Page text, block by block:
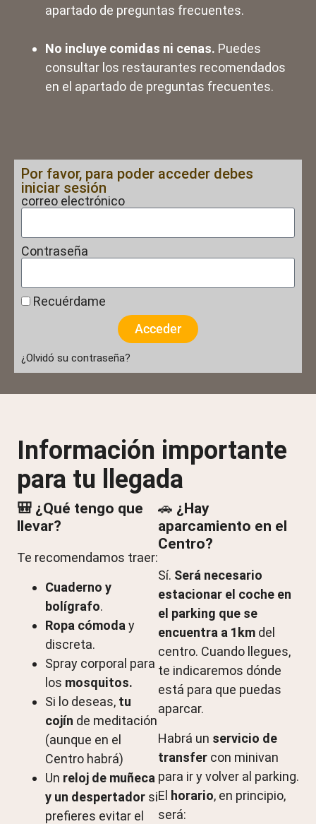
apartado de preguntas frecuentes.
No incluye comidas ni cenas. Puedes
consultar los restaurantes recomendados
en el apartado de preguntas frecuentes.
Por favor, para poder acceder debes
iniciar sesión
correo electrónico
Contraseña
Recuérdame
Acceder
¿Olvidó su contraseña?
Información importante
para tu llegada
🎒 ¿Qué tengo que
llevar?
Te recomendamos traer:
Cuaderno y
bolígrafo.
Ropa cómoda y
discreta.
Spray corporal para
los mosquitos.
Si lo deseas, tu
cojín de meditación
(aunque en el
Centro habrá)
Un reloj de muñeca
y un despertador si
prefieres evitar el
🚗 ¿Hay
aparcamiento en el
Centro?
Sí. Será necesario
estacionar el coche en
el parking que se
encuentra a 1km del
centro. Cuando llegues,
te indicaremos dónde
está para que puedas
aparcar.
Habrá un servicio de
transfer con minivan
para ir y volver al parking.
El horario, en principio,
será: